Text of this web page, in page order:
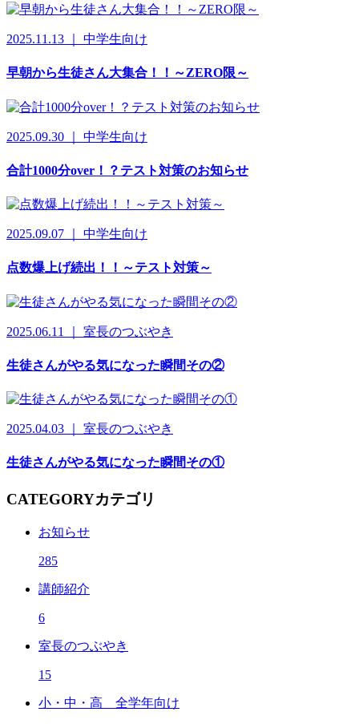
2025.11.13 ｜ 中学生向け
早朝から生徒さん大集合！！～ZERO限～
2025.09.30 ｜ 中学生向け
合計1000分over！？テスト対策のお知らせ
2025.09.07 ｜ 中学生向け
点数爆上げ続出！！～テスト対策～
2025.06.11 ｜ 室長のつぶやき
生徒さんがやる気になった瞬間その②
2025.04.03 ｜ 室長のつぶやき
生徒さんがやる気になった瞬間その①
CATEGORYカテゴリ
お知らせ
285
講師紹介
6
室長のつぶやき
15
小・中・高 全学年向け